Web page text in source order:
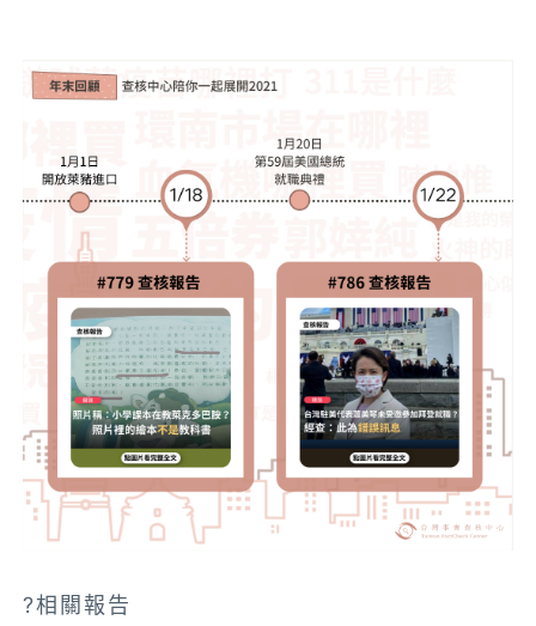
?相關報告